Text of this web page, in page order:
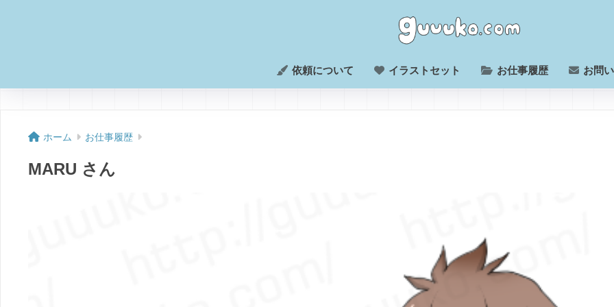
依頼について イラストセット お仕事履歴 お問
ホーム お仕事履歴
MARU さん